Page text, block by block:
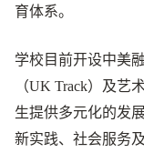
育体系。
学校目前开设中美
（UK Track）及
生提供多元化的发
新实践、社会服务